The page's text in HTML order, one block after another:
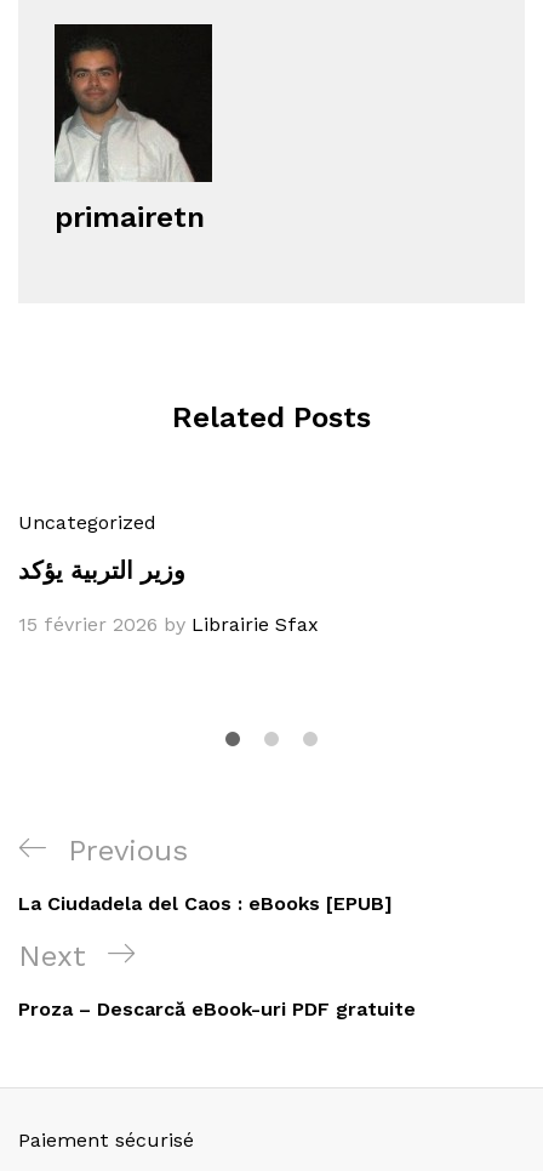
primairetn
Related Posts
Uncategorized
وزير التربية يؤكد
15 février 2026 by Librairie Sfax
Navigation
de
l’article
Previous
Post
Previous
La Ciudadela del Caos : eBooks [EPUB]
Next
Post
Next
Proza – Descarcă eBook-uri PDF gratuite
Paiement sécurisé